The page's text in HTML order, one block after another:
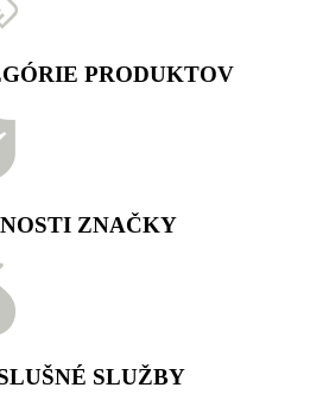
PRODUKTOV
ZNAČKY
SLUŽBY